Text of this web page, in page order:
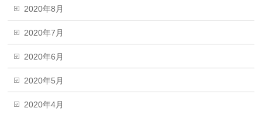
2020年8月
2020年7月
2020年6月
2020年5月
2020年4月